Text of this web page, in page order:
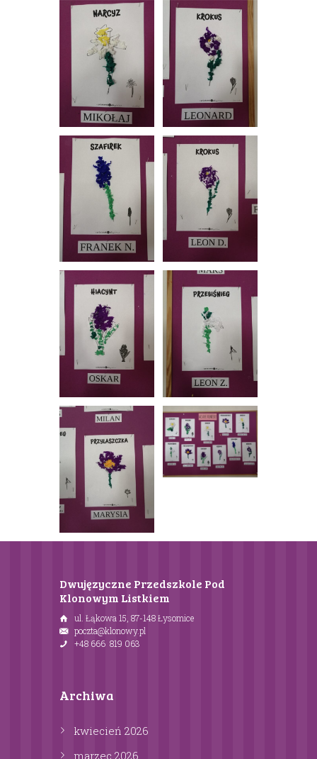
Dwujęzyczne Przedszkole Pod
Klonowym Listkiem
ul. Łąkowa 15, 87-148 Łysomice
poczta@klonowy.pl
+48 666 819 063
Archiwa
kwiecień 2026
marzec 2026